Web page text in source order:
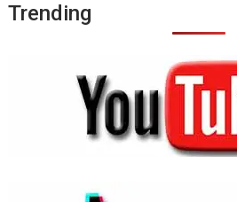
Trending